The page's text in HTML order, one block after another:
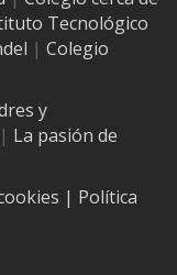
Tecnológico
| Colegio
y
| La pasión de
| Política